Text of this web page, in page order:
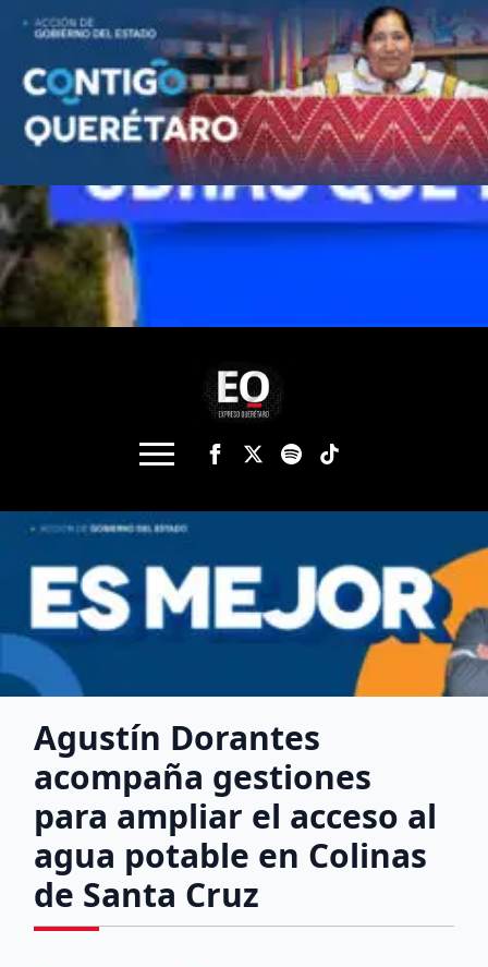
Agustín Dorantes
acompaña gestiones
para ampliar el acceso al
agua potable en Colinas
de Santa Cruz